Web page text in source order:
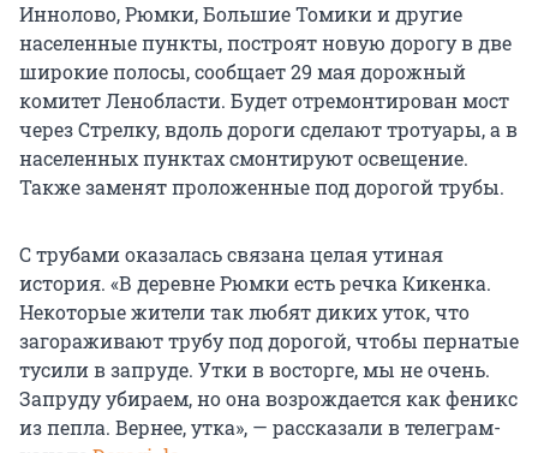
Иннолово, Рюмки, Большие Томики и другие
населенные пункты, построят новую дорогу в две
широкие полосы, сообщает 29 мая дорожный
комитет Ленобласти. Будет отремонтирован мост
через Стрелку, вдоль дороги сделают тротуары, а в
населенных пунктах смонтируют освещение.
Также заменят проложенные под дорогой трубы.
С трубами оказалась связана целая утиная
история. «В деревне Рюмки есть речка Кикенка.
Некоторые жители так любят диких уток, что
загораживают трубу под дорогой, чтобы пернатые
тусили в запруде. Утки в восторге, мы не очень.
Запруду убираем, но она возрождается как феникс
из пепла. Вернее, утка», — рассказали в телеграм-